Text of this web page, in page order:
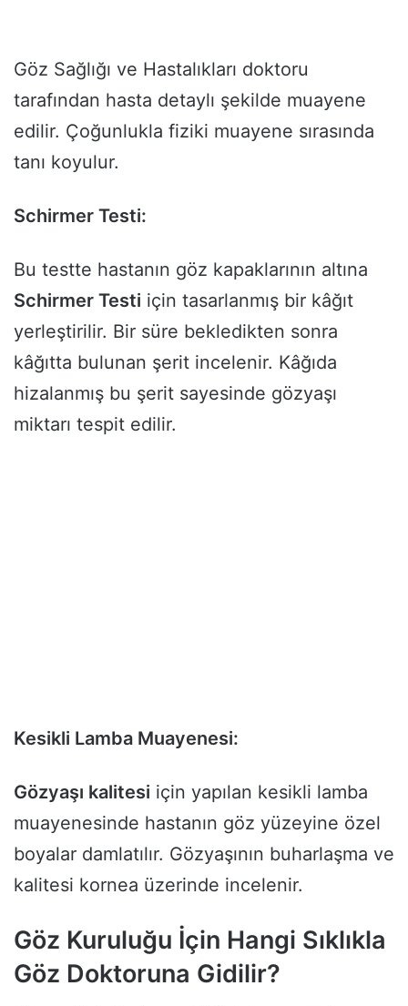
Göz Sağlığı ve Hastalıkları doktoru
tarafından hasta detaylı şekilde muayene
edilir. Çoğunlukla fiziki muayene sırasında
tanı koyulur.
Schirmer Testi:
Bu testte hastanın göz kapaklarının altına
Schirmer Testi için tasarlanmış bir kâğıt
yerleştirilir. Bir süre bekledikten sonra
kâğıtta bulunan şerit incelenir. Kâğıda
hizalanmış bu şerit sayesinde gözyaşı
miktarı tespit edilir.
Kesikli Lamba Muayenesi:
Gözyaşı kalitesi için yapılan kesikli lamba
muayenesinde hastanın göz yüzeyine özel
boyalar damlatılır. Gözyaşının buharlaşma ve
kalitesi kornea üzerinde incelenir.
Göz Kuruluğu İçin Hangi Sıklıkla
Göz Doktoruna Gidilir?